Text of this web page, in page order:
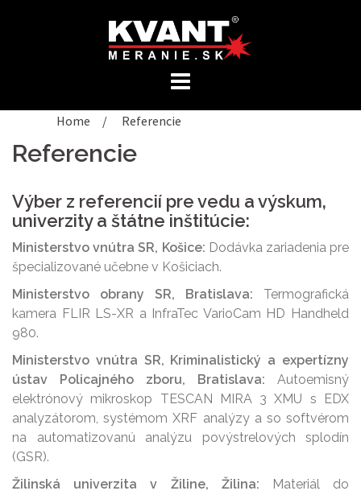
Home / Referencie
Referencie
Výber z referencií pre vedu a výskum,
univerzity a štátne inštitúcie:
Ministerstvo vnútra SR, Košice: Dodávka zariadenia pre
špecializované učebne v Košiciach.
Ministerstvo obrany SR, Bratislava: Termografická
kamera FLIR LS-XR a InfraTec VarioCam HD Handheld
980.
Ministerstvo vnútra SR, Kriminalistický a expertízny
ústav Policajného zboru, Bratislava: Autoemisný
elektrónový mikroskop TESCAN MIRA 3 XMU s EDX
analyzátorom, systémom XRF analýzy a so softvérom
na automatizovanú analýzu povýstrelových splodín
(GSR).
Žilinská univerzita v Žiline, Žilina:
Materiál do